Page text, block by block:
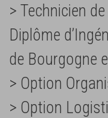
> Technicien
Diplôme
de Bourgogne
> Option
> Option